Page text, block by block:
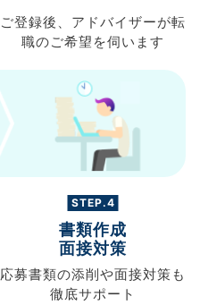
ご登録後、 アドバイザーが転
職のご希望を伺います
STEP.4
書類作成
面接対策
応募書類の添削や面接対策も
徹底サポート